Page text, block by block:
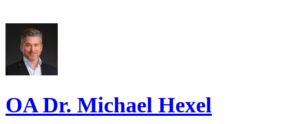
OA Dr. Michael Hexel